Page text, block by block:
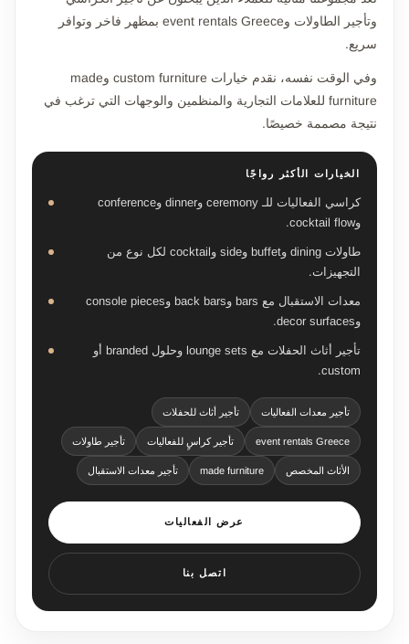
وتأجير الطاولات وevent rentals Greece بمظهر فاخر وتوافر
سريع.
وفي الوقت نفسه، نقدم خيارات custom furniture وmade
furniture للعلامات التجارية والمنظمين والوجهات التي ترغب في
نتيجة مصممة خصيصًا.
الخيارات الأكثر رواجًا
كراسي الفعاليات للـ ceremony وdinner وconference
وcocktail flow.
طاولات dining وbuffet وside وcocktail لكل نوع من
التجهيزات.
معدات الاستقبال مع bars وback bars وconsole pieces
وdecor surfaces.
تأجير أثاث الحفلات مع lounge sets وحلول branded أو
custom.
تأجير معدات الفعاليات تأجير أثاث للحفلات
event rentals Greece تأجير كراسٍ للفعاليات تأجير طاولات
الأثاث المخصص made furniture تأجير معدات الاستقبال
عرض الفعاليات
اتصل بنا